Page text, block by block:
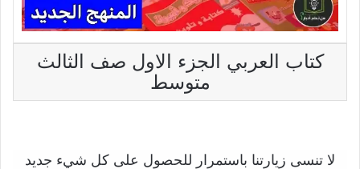
كتاب العربي الجزء الاول صف الثالث
متوسط
لا تنسى زيارتنا باستمرار للحصول على كل شيء جديد